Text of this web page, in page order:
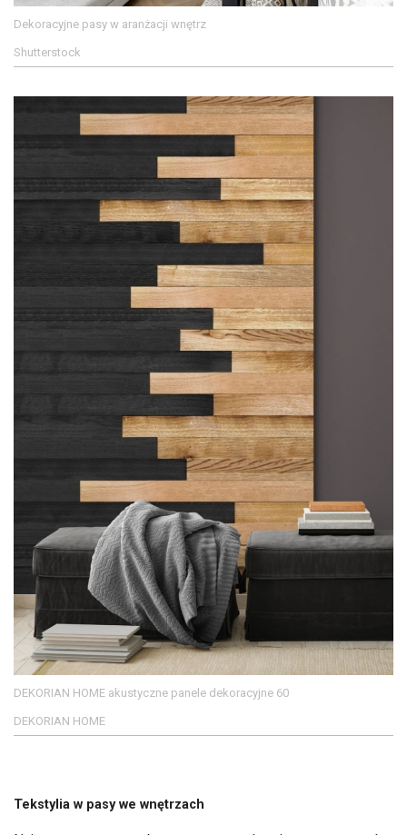
Dekoracyjne pasy w aranżacji wnętrz
Shutterstock
DEKORIAN HOME akustyczne panele dekoracyjne 60
DEKORIAN HOME
Tekstylia w pasy we wnętrzach